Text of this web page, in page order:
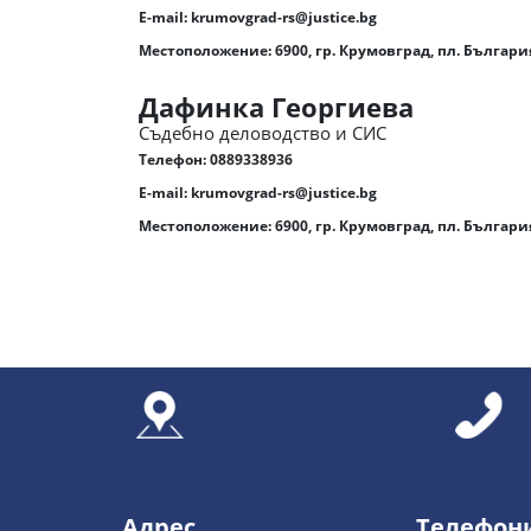
E-mail: krumovgrad-rs@justice.bg
Местоположение: 6900, гр. Крумовград, пл.
Дафинка Георгиева
Съдебно деловодство и СИС
Телефон:0889338936
E-mail: krumovgrad-rs@justice.bg
Местоположение: 6900, гр. Крумовград, пл.